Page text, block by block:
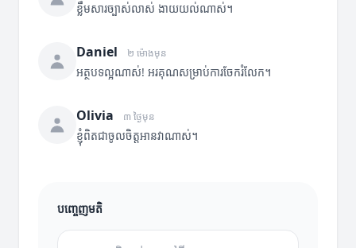
ខ្លឹមសារច្បាស់លាស់ ងាយយល់ណាស់។
Daniel ២ ម៉ោងមុន
អត្ថបទល្អណាស់! អរគុណសម្រាប់ការចែករំលែក។
Olivia ៣ ថ្ងៃមុន
ខ្ញុំពិតជាចូលចិត្តអានវាណាស់។
បញ្ចេញមតិ